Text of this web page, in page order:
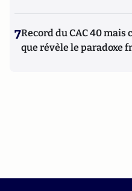
7Record du CAC 40 mais
que révèle le paradoxe